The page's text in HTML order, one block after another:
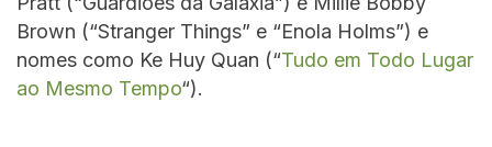
Brown (“Stranger Things” e “Enola Holms”) e
nomes como Ke Huy Quan (“Tudo em Todo Lugar
ao Mesmo Tempo“).